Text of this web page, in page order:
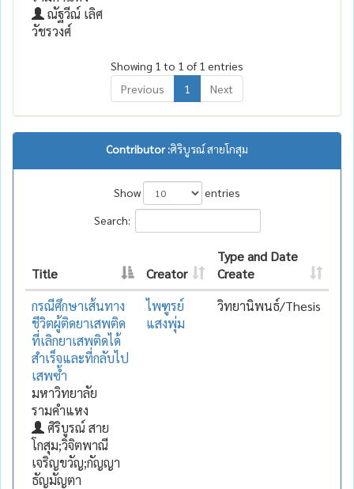
ณัฐวีณ์ เลิศ
วัชรวงศ์
Showing 1 to 1 of 1 entries
Previous
1 Next
Contributor :ศิริบูรณ์ สายโกสุม
Show
entries
Search:
Title Creator
Type and Date
Create
กรณีศึกษาเส้นทาง
ชีวิตผู้ติดยาเสพติด
ที่เลิกยาเสพติดได้
สำเร็จและที่กลับไป
เสพซ้ำ
มหาวิทยาลัย
รามคำแหง
ศิริบูรณ์ สาย
โกสุม;วิจิตพาณี
เจริญขวัญ;กัญญา
ธัญมัญตา
ไพฑูรย์
แสงพุ่ม
วิทยานิพนธ์/Thesis